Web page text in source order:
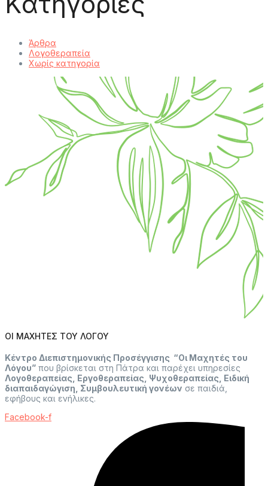
Άρθρα
Λογοθεραπεία
Χωρίς κατηγορία
ΟΙ ΜΑΧΗΤΕΣ ΤΟΥ ΛΟΓΟΥ
Κέντρο Διεπιστημονικής Προσέγγισης “Οι Μαχητές του
Λόγου” που βρίσκεται στη Πάτρα και παρέχει υπηρεσίες
Λογοθεραπείας, Εργοθεραπείας, Ψυχοθεραπείας, Ειδική
διαπαιδαγώγιση, Συμβουλευτική γονέων σε παιδιά,
εφήβους και ενήλικες.
Facebook-f